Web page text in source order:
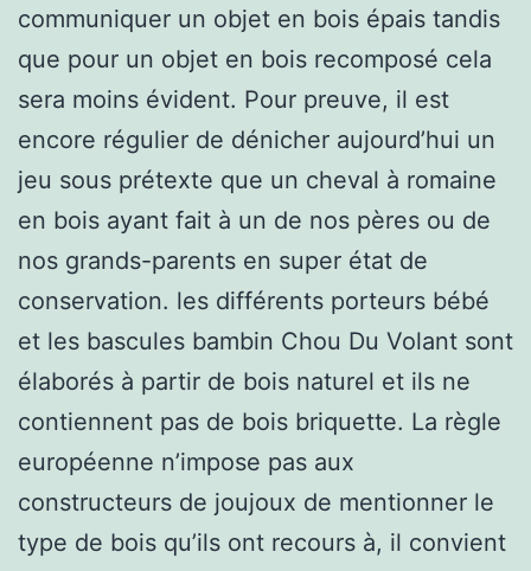
communiquer un objet en bois épais tandis
que pour un objet en bois recomposé cela
sera moins évident. Pour preuve, il est
encore régulier de dénicher aujourd’hui un
jeu sous prétexte que un cheval à romaine
en bois ayant fait à un de nos pères ou de
nos grands-parents en super état de
conservation. les différents porteurs bébé
et les bascules bambin Chou Du Volant sont
élaborés à partir de bois naturel et ils ne
contiennent pas de bois briquette. La règle
européenne n’impose pas aux
constructeurs de joujoux de mentionner le
type de bois qu’ils ont recours à, il convient